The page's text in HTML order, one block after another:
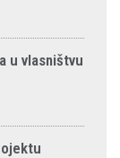
u vlasništvu